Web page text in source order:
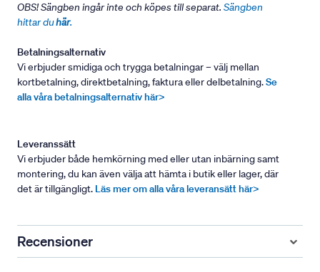
OBS! Sängben ingår inte och köpes till separat. Sängben
hittar duhär.
Betalningsalternativ
Vi erbjuder smidiga och trygga betalningar – välj mellan
kortbetalning, direktbetalning, faktura eller delbetalning.Se
alla våra betalningsalternativ här>
Leveranssätt
Vi erbjuder både hemkörning med eller utan inbärning samt
montering, du kan även välja att hämta i butik eller lager, där
det är tillgängligt. Läs mer om alla våra leveransätt här>
Recensioner